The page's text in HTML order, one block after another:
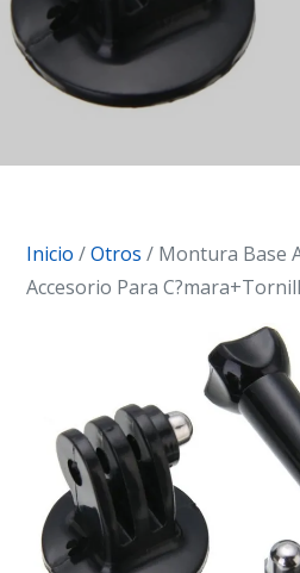
Inicio /Otros / Montura Base
Accesorio Para